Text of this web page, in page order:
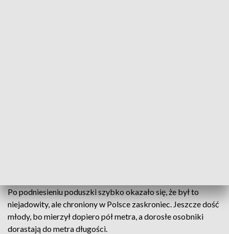
Po podniesieniu poduszki szybko okazało się, że był to
niejadowity, ale chroniony w Polsce zaskroniec. Jeszcze dość
młody, bo mierzył dopiero pół metra, a dorosłe osobniki
dorastają do metra długości.